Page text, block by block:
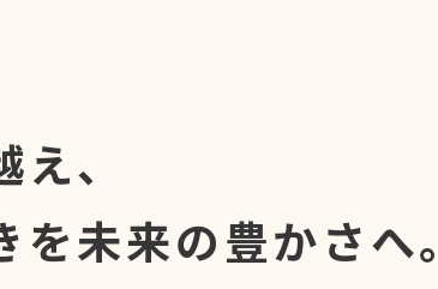
、
を未来の豊かさへ。